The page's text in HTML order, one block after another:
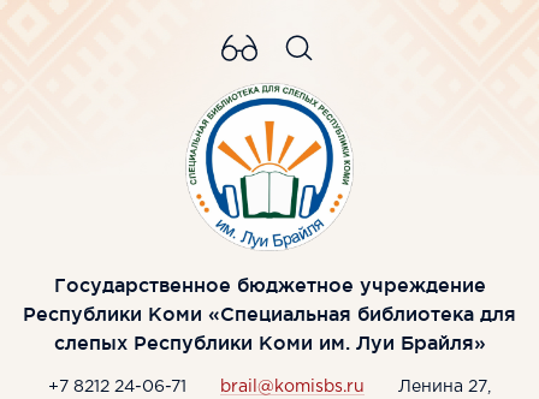
+7 8212 24-06-71 brail@komisbs.ru
Ленина 27,
Государственное бюджетное учреждение
Республики Коми «Специальная библиотека для
слепых Республики Коми им. Луи Брайля»